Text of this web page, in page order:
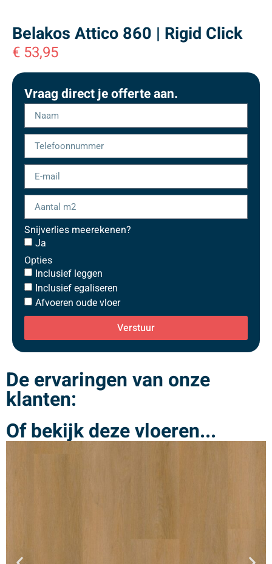
Belakos Attico 860 | Rigid Click
€ 53,95
Vraag direct je offerte aan.
Snijverlies meerekenen?
Ja
Opties
Inclusief leggen
Inclusief egaliseren
Afvoeren oude vloer
Verstuur
De ervaringen van onze
klanten:
Of bekijk deze vloeren...